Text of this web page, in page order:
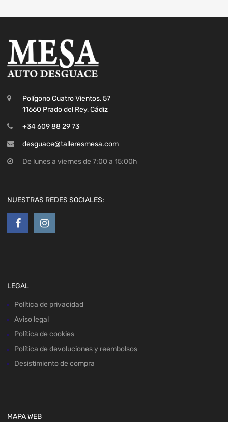
Polígono Cuatro Vientos, 57
11660 Prado del Rey, Cádiz
+34 609 88 29 73
desguace@talleresmesa.com
De lunes a viernes de 7:00 a 15:00h
NUESTRAS REDES SOCIALES:
LEGAL
Política de privacidad
Aviso legal
Política de cookies
Política de devoluciones y reembolsos
Desistimiento de compra
MAPA WEB